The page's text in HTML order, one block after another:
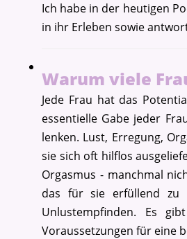
Ich habe in der heutigen
in ihr Erleben sowie
Warum viele
Jede Frau hat das
essentielle Gabe jeder
lenken. Lust, Erregung,
sie sich oft hilflos
Orgasmus - manchmal
das für sie erfüllend zu
Unlustempfinden. Es
Voraussetzungen für eine